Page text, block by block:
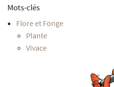
Mots-clés
Flore et Fonge
Plante
Vivace